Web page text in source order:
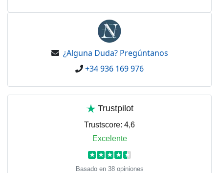
¿Alguna Duda? Pregúntanos
+34 936 169 976
Trustpilot
Trustscore: 4,6
Excelente
★ ★ ★ ★ ★
Basado en 38 opiniones